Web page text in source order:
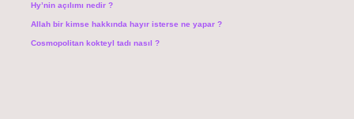
Hy’nin açılımı nedir ?
Allah bir kimse hakkında hayır isterse ne yapar ?
Cosmopolitan kokteyl tadı nasıl ?